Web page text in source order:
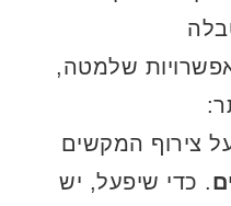
שלמטה,
צירוף המקשים
. כדי שיפעל, יש